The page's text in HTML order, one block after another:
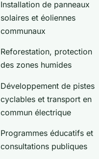
Installation de panneaux
solaires et éoliennes
communaux
Reforestation, protection
des zones humides
Développement de pistes
cyclables et transport en
commun électrique
Programmes éducatifs et
consultations publiques